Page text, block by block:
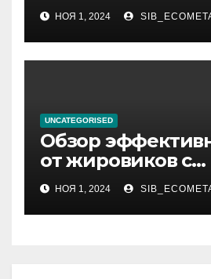
НОЯ 1, 2024
UNCATEGORISED
Обзор
от жировиков с
рассасывающим
НОЯ 1, 2024